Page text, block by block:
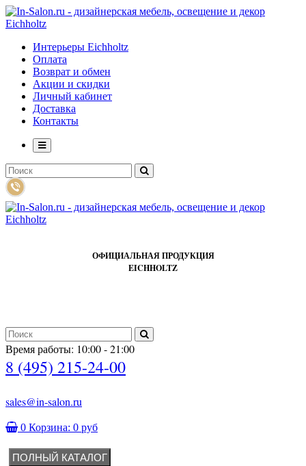
Интерьеры Eichholtz
Оплата
Возврат и обмен
Акции и скидки
Личный кабинет
Доставка
Контакты
ОФИЦИАЛЬНАЯ ПРОДУКЦИЯ
EICHHOLTZ
Время работы: 10:00 - 21:00
8 (495) 215-24-00
sales@in-salon.ru
0 Корзина: 0 руб
ПОЛНЫЙ КАТАЛОГ